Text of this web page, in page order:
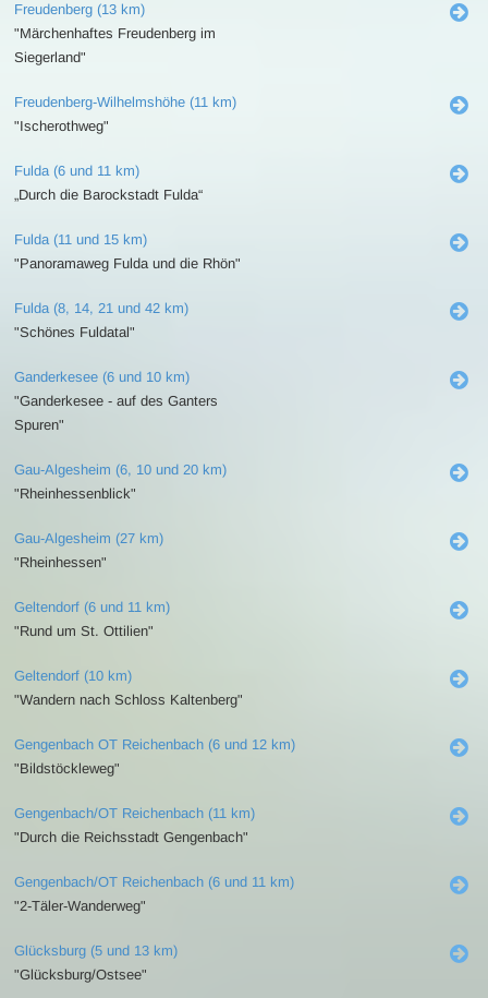
Freudenberg (13 km)
"Märchenhaftes Freudenberg im
Siegerland"
Freudenberg-Wilhelmshöhe (11 km)
"Ischerothweg"
Fulda (6 und 11 km)
„Durch die Barockstadt Fulda“
Fulda (11 und 15 km)
"Panoramaweg Fulda und die Rhön"
Fulda (8, 14, 21 und 42 km)
"Schönes Fuldatal"
Ganderkesee (6 und 10 km)
"Ganderkesee - auf des Ganters
Spuren"
Gau-Algesheim (6, 10 und 20 km)
"Rheinhessenblick"
Gau-Algesheim (27 km)
"Rheinhessen"
Geltendorf (6 und 11 km)
"Rund um St. Ottilien"
Geltendorf (10 km)
"Wandern nach Schloss Kaltenberg"
Gengenbach OT Reichenbach (6 und 12 km)
"Bildstöckleweg"
Gengenbach/OT Reichenbach (11 km)
"Durch die Reichsstadt Gengenbach"
Gengenbach/OT Reichenbach (6 und 11 km)
"2-Täler-Wanderweg"
Glücksburg (5 und 13 km)
"Glücksburg/Ostsee"